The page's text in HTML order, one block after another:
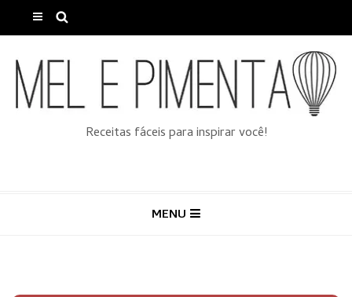
Receitas fáceis para inspirar você!
MENU